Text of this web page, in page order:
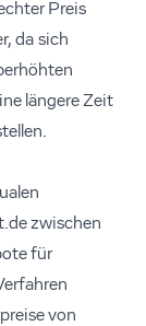
Preis
da sich
längere Zeit
zwischen
für
von